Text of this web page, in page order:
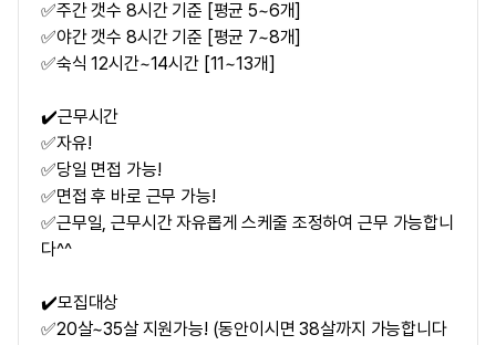
✅주간 갯수 8시간 기준 [평균 5~6개]
✅야간 갯수 8시간 기준 [평균 7~8개]
✅숙식 12시간~14시간 [11~13개]
✔️근무시간
✅자유!
✅당일 면접 가능!
✅면접 후 바로 근무 가능!
✅근무일, 근무시간 자유롭게 스케줄 조정하여 근무 가능합니
다^^
✔️모집대상
✅20살~35살 지원가능! (동안이시면 38살까지 가능합니다